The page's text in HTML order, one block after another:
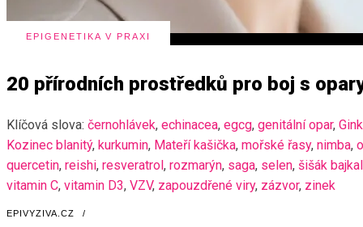
EPIGENETIKA V PRAXI
20 přírodních prostředků pro boj s
Klíčová slova: černohlávek, echinacea, egcg, genitální opar,
Kozinec blanitý, kurkumin, Mateří kašička, mořské řasy, nimba,
quercetin, reishi, resveratrol, rozmarýn, saga, selen, šišák
vitamin C, vitamin D3, VZV, zapouzdřené viry, zázvor, zinek
EPIVYZIVA.CZ /